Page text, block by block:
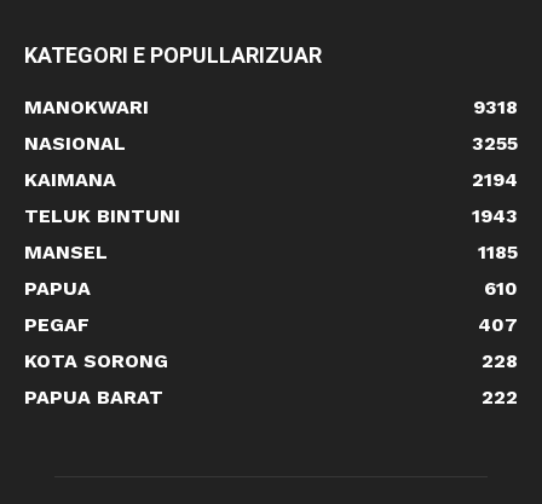
KATEGORI E POPULLARIZUAR
MANOKWARI
9318
NASIONAL
3255
KAIMANA
2194
TELUK BINTUNI
1943
MANSEL
1185
PAPUA
610
PEGAF
407
KOTA SORONG
228
PAPUA BARAT
222